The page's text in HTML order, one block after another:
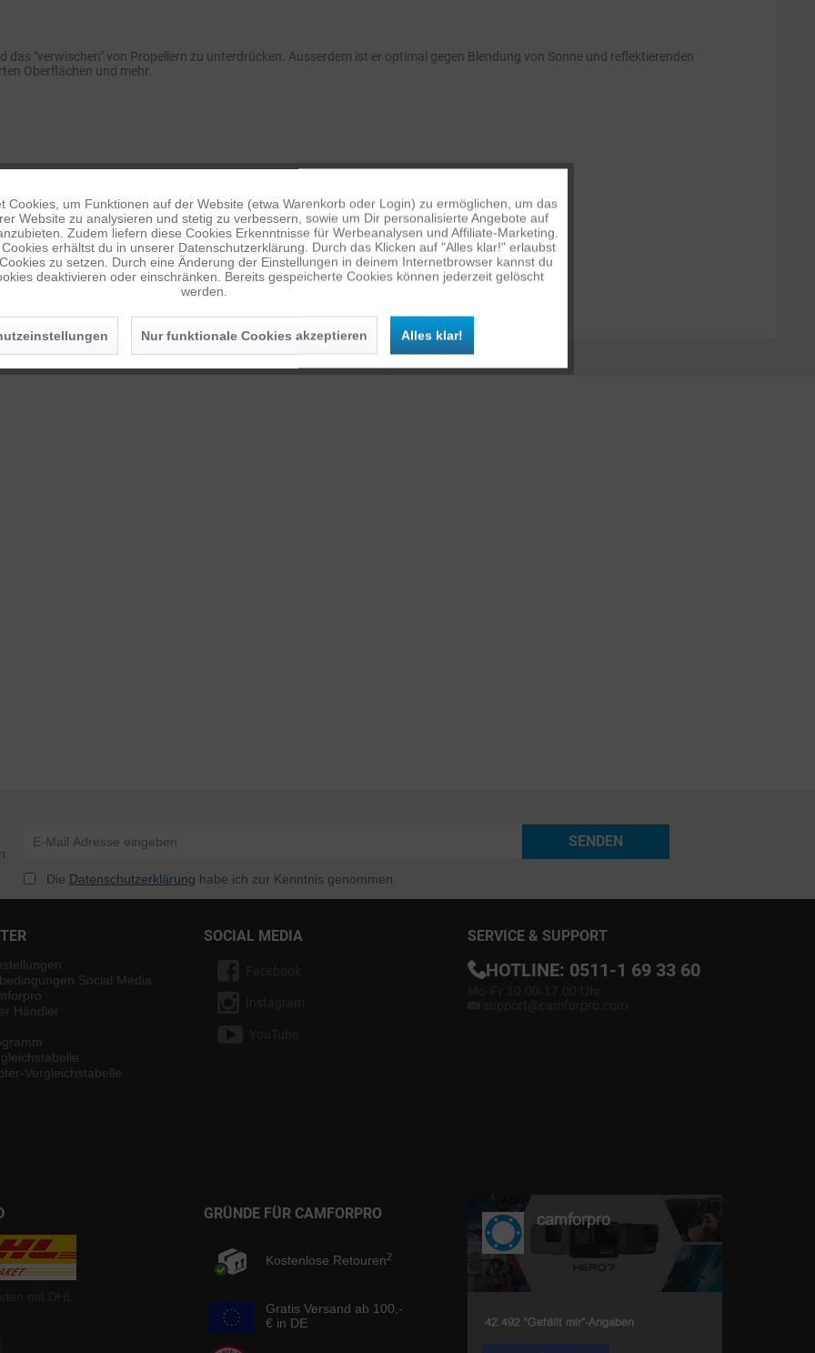
das "verwischen" von Propellern zu unterdrücken. Ausserdem ist er optimal gegen Blendung von Sonne und reflektierenden
Oberflächen und mehr.
übernimmt keine Garantie für Schäden am Gimbal.
SENDEN
Die Datenschutzerklärung habe ich zur Kenntnis genommen.
Social Media
Händler
Vergleichstabelle
SOCIAL MEDIA SERVICE & SUPPORT
HOTLINE: 0511-1 69 33 60
GRÜNDE FÜR CAMFORPRO
Kostenlose Retouren2
Gratis Versand ab 100,-
€ in DE
Aktiv
Inaktiv
Inaktiv
Cookies, um Funktionen auf der Website (etwa Warenkorb oder Login) zu ermöglichen, um das
Website zu analysieren und stetig zu verbessern, sowie um Dir personalisierte Angebote auf
Zudem liefern diese Cookies Erkenntnisse für Werbeanalysen und Affiliate-Marketing.
erhältst du in unserer Datenschutzerklärung. Durch das Klicken auf "Alles klar!" erlaubst
zu setzen. Durch eine Änderung der Einstellungen in deinem Internetbrowser kannst du
deaktivieren oder einschränken. Bereits gespeicherte Cookies können jederzeit gelöscht
werden.
Nur funktionale Cookies akzeptieren Alles klar!